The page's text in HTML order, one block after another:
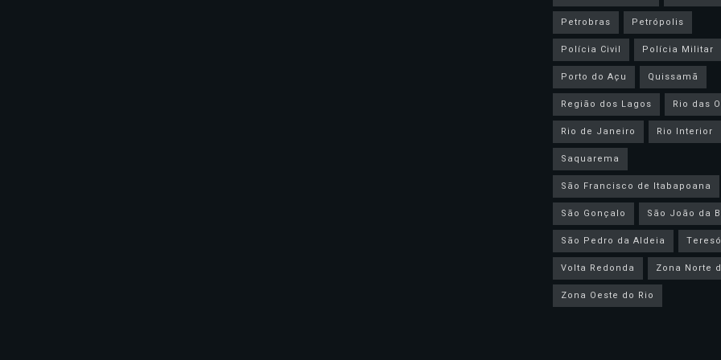
Petrobras
Petrópolis
Polícia Civil
Polícia Militar
Porto do Açu
Quissamã
Região dos Lagos
Rio das
Rio de Janeiro
Rio Interior
Saquarema
São Francisco de Itabapoana
São Gonçalo
São João da
São Pedro da Aldeia
Volta Redonda
Zona Norte
Zona Oeste do Rio